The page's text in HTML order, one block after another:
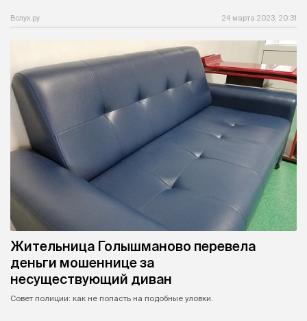
Вслух.ру 24 марта 2023, 20:31
Жительница Голышманово перевела
деньги мошеннице за
несуществующий диван
Совет полиции: как не попасть на подобные уловки.